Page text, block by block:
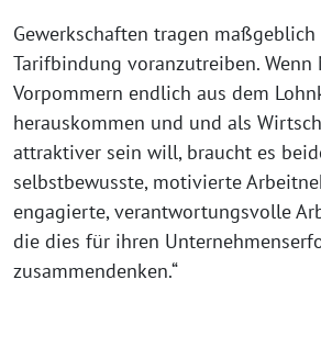
Gewerkschaften tragen
Tarifbindung voranzutreiben. Wenn
Vorpommern endlich aus dem
herauskommen und und als
attraktiver sein will, braucht es
selbstbewusste, motivierte
engagierte, verantwortungsvolle
die dies für ihren
zusammendenken.“